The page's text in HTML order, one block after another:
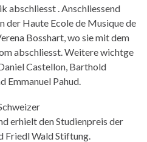
abschliesst . Anschliessend
der Haute Ecole de Musique de
Bosshart, wo sie mit dem
abschliesst. Weitere wichtge
Castellon, Barthold
Emmanuel Pahud.
erhielt den Studienpreis der
Friedl Wald Stiftung.